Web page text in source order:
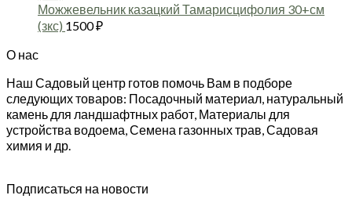
Можжевельник казацкий Тамарисцифолия 30+см
(зкс) 1500₽
О нас
Наш Садовый центр готов помочь Вам в подборе
следующих товаров: Посадочный материал, натуральный
камень для ландшафтных работ, Материалы для
устройства водоема, Семена газонных трав, Садовая
химия и др.
Подписаться на новости